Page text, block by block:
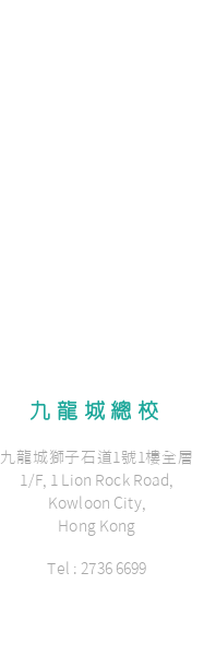
九龍城總校
九龍城獅子石道1號1樓全層
1/F, 1 Lion Rock Road,
Kowloon City,
Hong Kong
Tel : 2736 6699